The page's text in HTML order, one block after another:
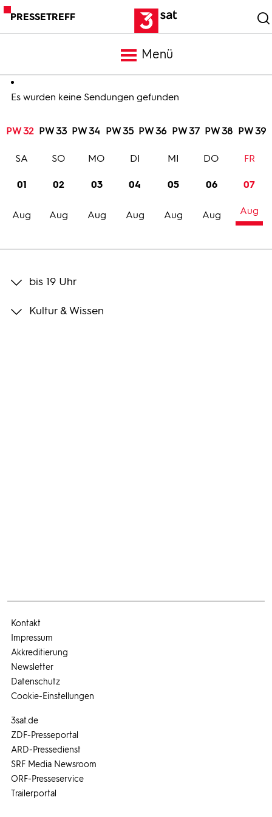
PRESSETREFF
Menü
Meldungen
Programm
Trailer
Bilder
Es wurden keine Sendungen gefunden
PW 32 PW 33 PW 34 PW 35 PW 36 PW 37 PW 38 PW 39
01
Aug
SA
02
Aug
SO
03
Aug
MO
04
Aug
DI
05
Aug
MI
06
Aug
DO
07
Aug
FR
bis 19 Uhr
Kultur & Wissen
3sat.de
ZDF-Presseportal
ARD-Pressedienst
SRF Media Newsroom
ORF-Presseservice
Trailerportal
Kontakt
Impressum
Akkreditierung
Newsletter
Datenschutz
Cookie-Einstellungen